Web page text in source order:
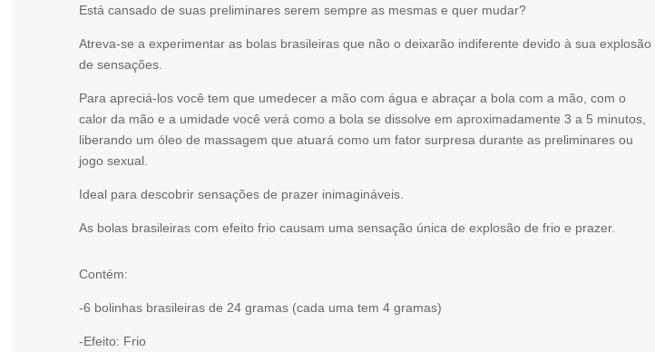
BOLAS
EFEITO
FRIO
Está cansado de suas preliminares serem sempre as mesmas e quer mudar?
Atreva-se a experimentar as bolas brasileiras que não o deixarão indiferente devido à sua explosão
de sensações.
Para apreciá-los você tem que umedecer a mão com água e abraçar a bola com a mão, com o
calor da mão e a umidade você verá como a bola se dissolve em aproximadamente 3 a 5 minutos,
liberando um óleo de massagem que atuará como um fator surpresa durante as preliminares ou
jogo sexual.
Ideal para descobrir sensações de prazer inimagináveis.
As bolas brasileiras com efeito frio causam uma sensação única de explosão de frio e prazer.
Contém:
-6 bolinhas brasileiras de 24 gramas (cada uma tem 4 gramas)
-Efeito: Frio